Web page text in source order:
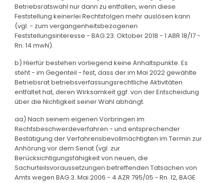
Betriebsratswahl nur dann zu entfallen, wenn diese
Feststellung keinerlei Rechtsfolgen mehr auslösen kann
(vgl. - zum vergangenheitsbezogenen
Feststellungsinteresse - BAG 23. Oktober 2018 - 1 ABR 18/17 -
Rn. 14 mwN).
b) Hierfür bestehen vorliegend keine Anhaltspunkte. Es
steht - im Gegenteil - fest, dass der im Mai 2022 gewählte
Betriebsrat betriebsverfassungsrechtliche Aktivitäten
entfaltet hat, deren Wirksamkeit ggf. von der Entscheidung
über die Nichtigkeit seiner Wahl abhängt.
aa) Nach seinem eigenen Vorbringen im
Rechtsbeschwerdeverfahren - und entsprechender
Bestätigung der Verfahrensbevollmächtigten im Termin zur
Anhörung vor dem Senat (vgl. zur
Berücksichtigungsfähigkeit von neuen, die
Sachurteilsvoraussetzungen betreffenden Tatsachen von
Amts wegen BAG 3. Mai 2006 - 4 AZR 795/05 - Rn. 12, BAGE